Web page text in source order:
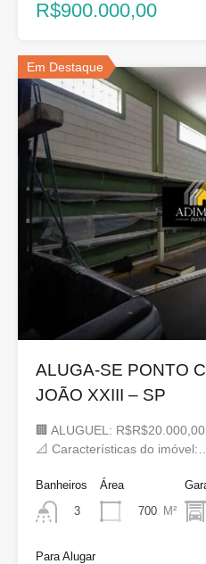
R$900.000,00
Em Destaque
ALUGA-SE PONTO
JOÃO XXIII – SP
🏢 ALUGUEL:
📐 Características do
Banheiros
3
Área
700 M²
Para Alugar